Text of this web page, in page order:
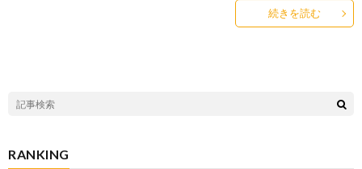
続きを読む
RANKING